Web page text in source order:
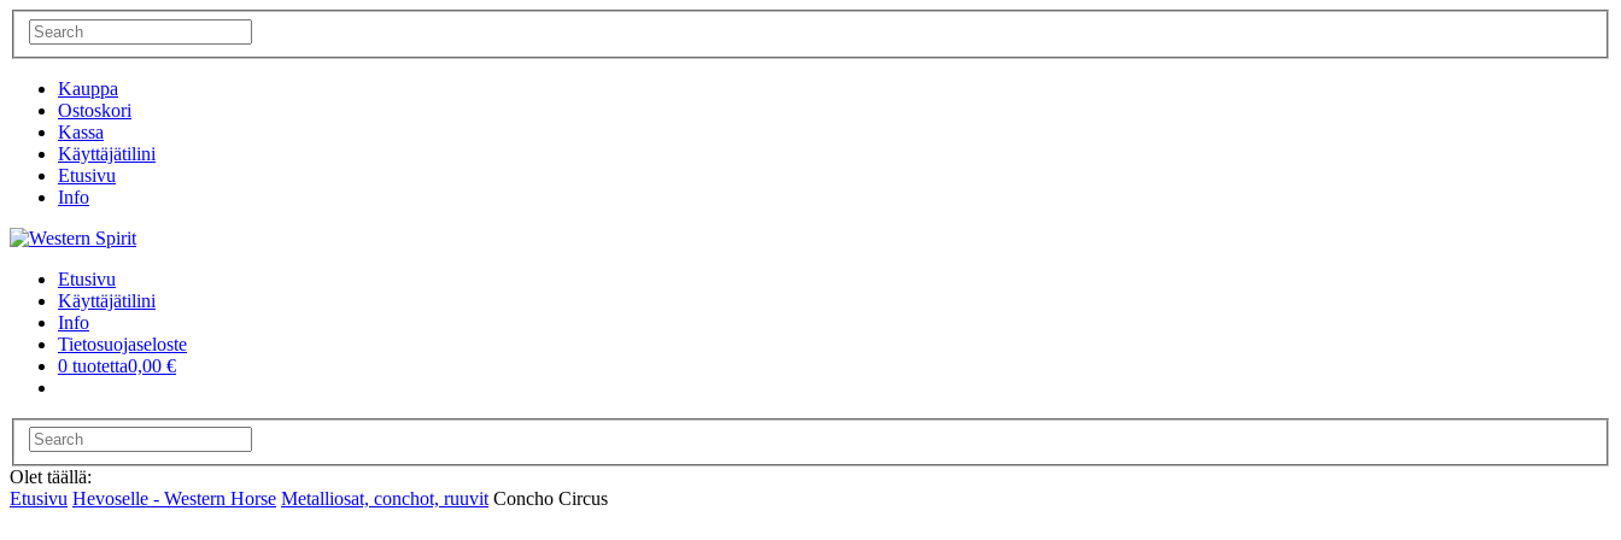
Kauppa
Ostoskori
Kassa
Käyttäjätilini
Etusivu
Info
Etusivu
Käyttäjätilini
Info
Tietosuojaseloste
0 tuotetta0,00 €
Olet täällä:
Etusivu Hevoselle - Western Horse Metalliosat, conchot, ruuvit Concho Circus